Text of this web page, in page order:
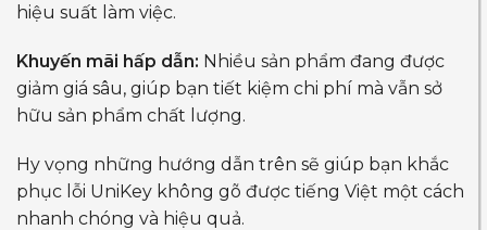
hiệu suất làm việc.
Khuyến mãi hấp dẫn: Nhiều sản phẩm đang được
giảm giá sâu, giúp bạn tiết kiệm chi phí mà vẫn sở
hữu sản phẩm chất lượng.
Hy vọng những hướng dẫn trên sẽ giúp bạn khắc
phục lỗi UniKey không gõ được tiếng Việt một cách
nhanh chóng và hiệu quả.